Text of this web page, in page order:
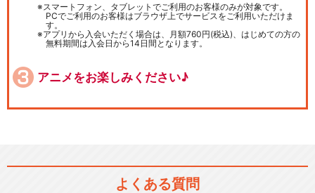
スマートフォン、タブレットでご利用のお客様のみが対象です。
PCでご利用のお客様はブラウザ上でサービスをご利用いただけま
す。
アプリから入会いただく場合は、月額760円(税込)、はじめての方の
無料期間は入会日から14日間となります。
アニメをお楽しみください♪
よくある質問